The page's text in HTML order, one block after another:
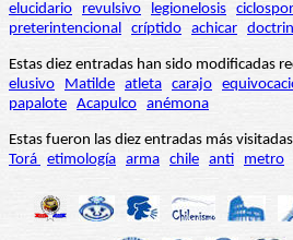
elucidario
revulsivo legionelosis
preterintencional críptido achicar
Estas diez entradas han sido modificadas
elusivo
Matilde atleta carajo
papalote Acapulco anémona
Estas fueron las diez entradas más
Torá etimología arma chile anti metro